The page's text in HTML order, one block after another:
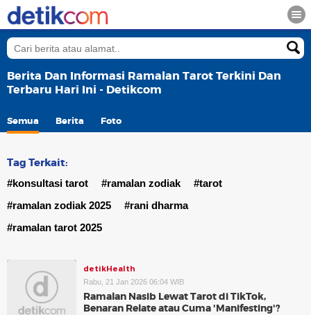
Berita Dan Informasi Ramalan Tarot Terkini Dan
Terbaru Hari Ini - Detikcom
Semua Berita Foto
Tag Terkait:
#konsultasi tarot #ramalan zodiak
#tarot
#ramalan zodiak 2025
#rani dharma
#ramalan tarot 2025
detikHealth
Rabu, 21 Jan 2026 06:04 WIB
Ramalan Nasib Lewat Tarot di TikTok,
Benaran Relate atau Cuma 'Manifesting'?